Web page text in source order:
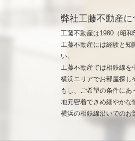
弊社工藤不動産に
工藤不動産は1980（昭
工藤不動産には経験と知
い。
工藤不動産では相鉄線を
横浜エリアでお部屋探し
もし、ご希望の条件に
地元密着できめ細やかな
横浜の相鉄線沿いでのお